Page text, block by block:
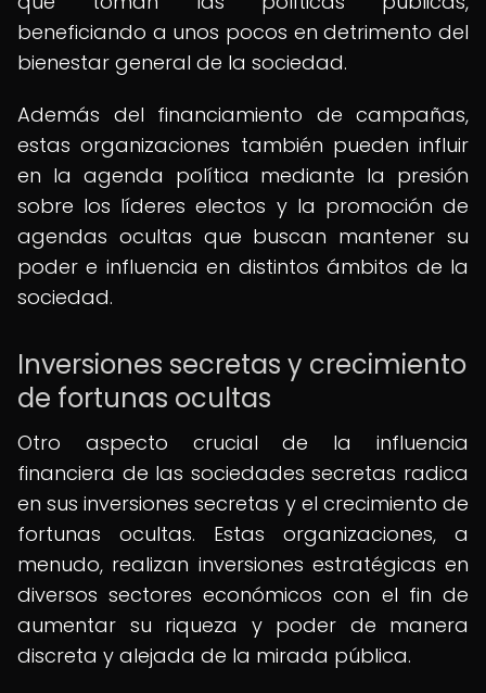
beneficiando a unos pocos en detrimento del
bienestar general de la sociedad.
Además del financiamiento de campañas,
estas organizaciones también pueden influir
en la agenda política mediante la presión
sobre los líderes electos y la promoción de
agendas ocultas que buscan mantener su
poder e influencia en distintos ámbitos de la
sociedad.
Inversiones secretas y crecimiento
de fortunas ocultas
Otro aspecto crucial de la influencia
financiera de las sociedades secretas radica
en sus inversiones secretas y el crecimiento de
fortunas ocultas. Estas organizaciones, a
menudo, realizan inversiones estratégicas en
diversos sectores económicos con el fin de
aumentar su riqueza y poder de manera
discreta y alejada de la mirada pública.